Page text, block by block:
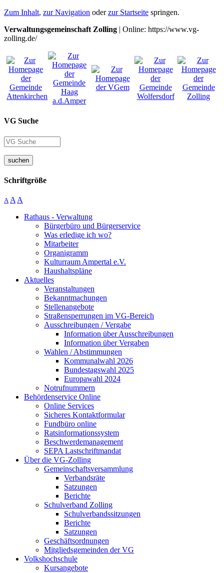
Zum Inhalt, zur Navigation oderzur Startseite springen.
Verwaltungsgemeinschaft Zolling | Online: https://www.vg-
zolling.de/
VG Suche
suchen
Schriftgröße
A A A
Rathaus - Verwaltung
Bürgerbüro und Bürgerservice
Was erledige ich wo?
Mitarbeiter
Organigramm
Kulturraum Ampertal e.V.
Haushaltspläne
Aktuelles
Veranstaltungen
Bekanntmachungen
Stellenangebote
Straßensperrungen im VG-Bereich
Ausschreibungen / Vergabe
Information über Ausschreibungen
Information über Vergaben
Wahlen / Abstimmungen
Kommunalwahl 2026
Bundestagswahl 2025
Europawahl 2024
Notrufnummern
Behördenservice Online
Online Services
Sicheres Kontaktformular
Fundbüro online
Ratsinformationssystem
Beschwerdemanagement
SEPA Lastschriftmandat
Über die VG-Zolling
Gemeinschaftsversammlung
Verbandsräte
Satzungen
Berichte
Schulverband Zolling
Schulverbandssitzungen
Berichte
Satzungen
Geschäftsordnungen
Mitgliedsgemeinden der VG
Volkshochschule
Kursangebote